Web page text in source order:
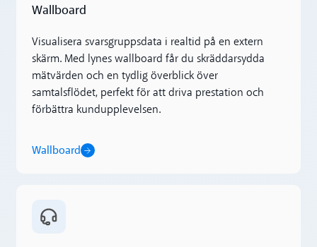
Wallboard
Visualisera svarsgruppsdata i realtid på en extern
skärm. Med lynes wallboard får du skräddarsydda
mätvärden och en tydlig överblick över
samtalsflödet, perfekt för att driva prestation och
förbättra kundupplevelsen.
Wallboard
AI-telefonist